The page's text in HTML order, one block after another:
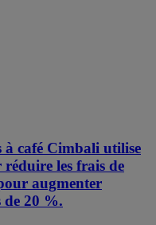
à café Cimbali utilise
les frais de
augmenter
de 20 %.